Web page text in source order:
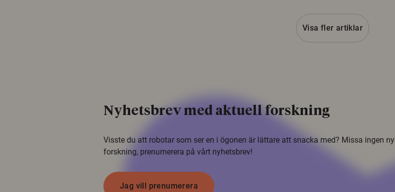
Visa fler artiklar
Nyhetsbrev med aktuell forskning
Visste du att robotar som ser en i ögonen är lättare att snacka med? Missa ingen ny
forskning, prenumerera på vårt nyhetsbrev!
Jag vill prenumerera